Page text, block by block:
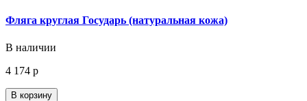
Фляга круглая Государь (натуральная кожа)
В наличии
4 174 р
В корзину